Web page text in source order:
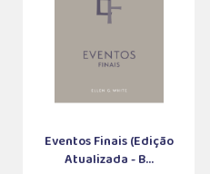
Eventos Finais (Edição
Atualizada - B...